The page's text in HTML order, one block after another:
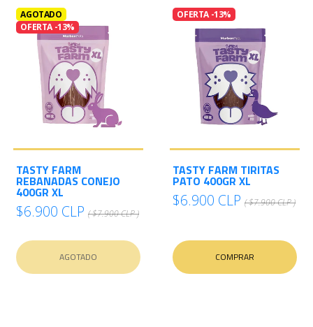
AGOTADO
OFERTA -13%
TASTY FARM
REBANADAS CONEJO
400GR XL
$6.900 CLP ( $7.900 CLP )
AGOTADO
OFERTA -13%
TASTY FARM TIRITAS
PATO 400GR XL
$6.900 CLP ( $7.900 CLP )
COMPRAR